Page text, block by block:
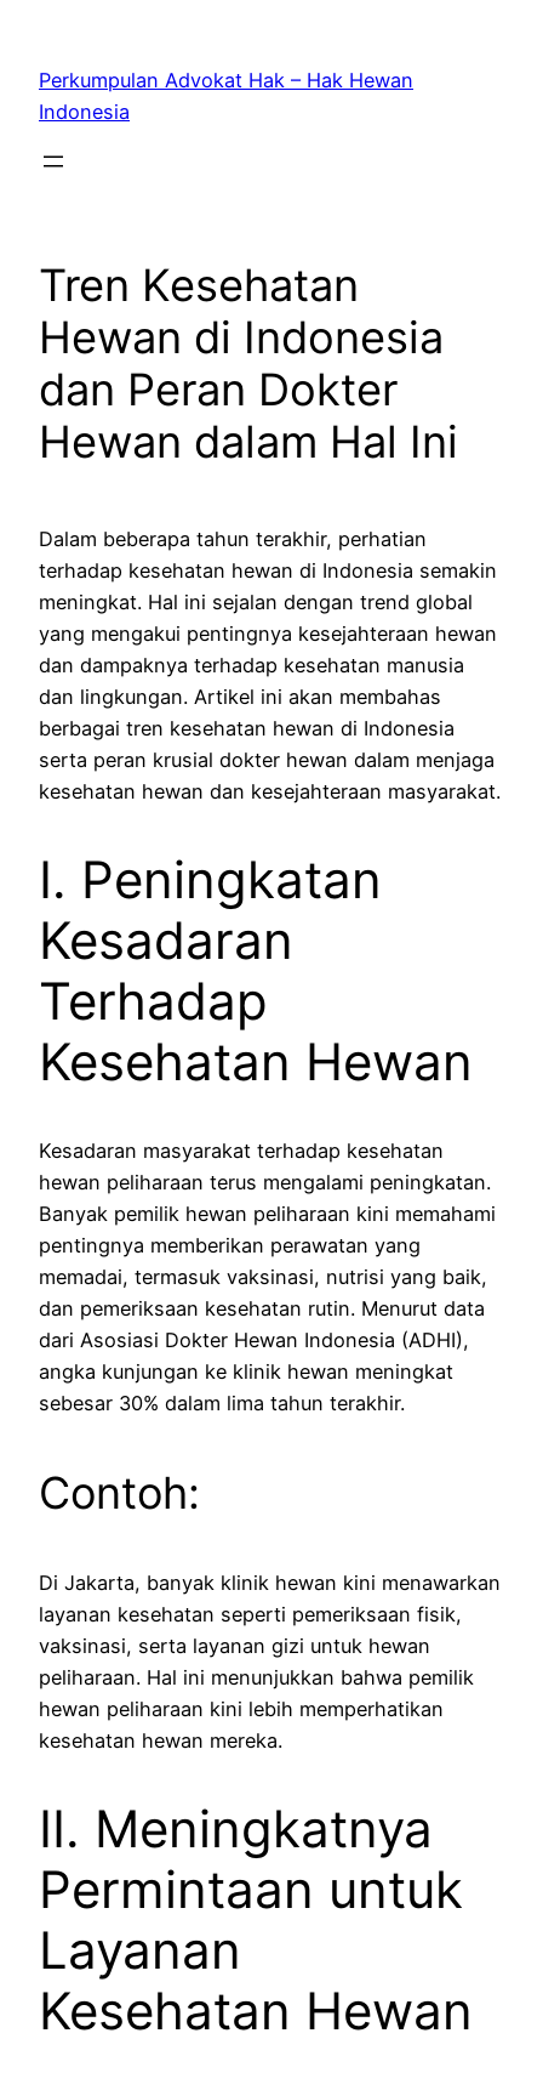
content
Perkumpulan Advokat Hak – Hak Hewan
Indonesia
Tren Kesehatan
Hewan di Indonesia
dan Peran Dokter
Hewan dalam Hal Ini
Dalam beberapa tahun terakhir, perhatian
terhadap kesehatan hewan di Indonesia semakin
meningkat. Hal ini sejalan dengan trend global
yang mengakui pentingnya kesejahteraan hewan
dan dampaknya terhadap kesehatan manusia
dan lingkungan. Artikel ini akan membahas
berbagai tren kesehatan hewan di Indonesia
serta peran krusial dokter hewan dalam menjaga
kesehatan hewan dan kesejahteraan masyarakat.
I. Peningkatan
Kesadaran
Terhadap
Kesehatan Hewan
Kesadaran masyarakat terhadap kesehatan
hewan peliharaan terus mengalami peningkatan.
Banyak pemilik hewan peliharaan kini memahami
pentingnya memberikan perawatan yang
memadai, termasuk vaksinasi, nutrisi yang baik,
dan pemeriksaan kesehatan rutin. Menurut data
dari Asosiasi Dokter Hewan Indonesia (ADHI),
angka kunjungan ke klinik hewan meningkat
sebesar 30% dalam lima tahun terakhir.
Contoh:
Di Jakarta, banyak klinik hewan kini menawarkan
layanan kesehatan seperti pemeriksaan fisik,
vaksinasi, serta layanan gizi untuk hewan
peliharaan. Hal ini menunjukkan bahwa pemilik
hewan peliharaan kini lebih memperhatikan
kesehatan hewan mereka.
II. Meningkatnya
Permintaan untuk
Layanan
Kesehatan Hewan